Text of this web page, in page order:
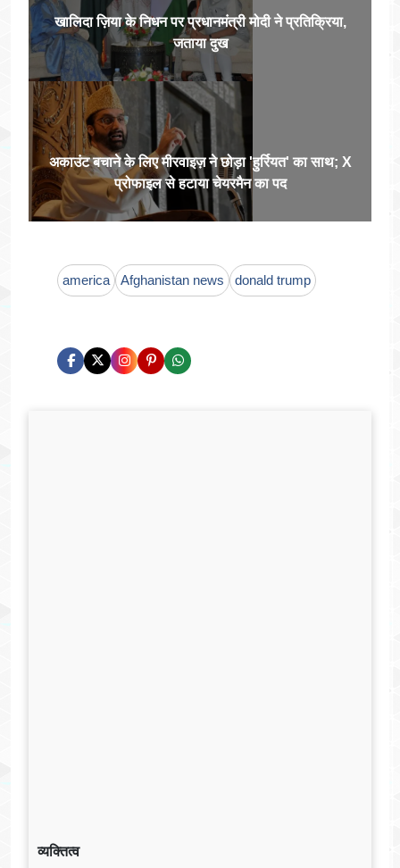
खालिदा ज़िया के निधन पर प्रधानमंत्री मोदी ने प्रतिक्रिया,
जताया दुख
अकाउंट बचाने के लिए मीरवाइज़ ने छोड़ा 'हुर्रियत' का साथ; X
प्रोफाइल से हटाया चेयरमैन का पद
america Afghanistan news donald trump
व्यक्तित्व